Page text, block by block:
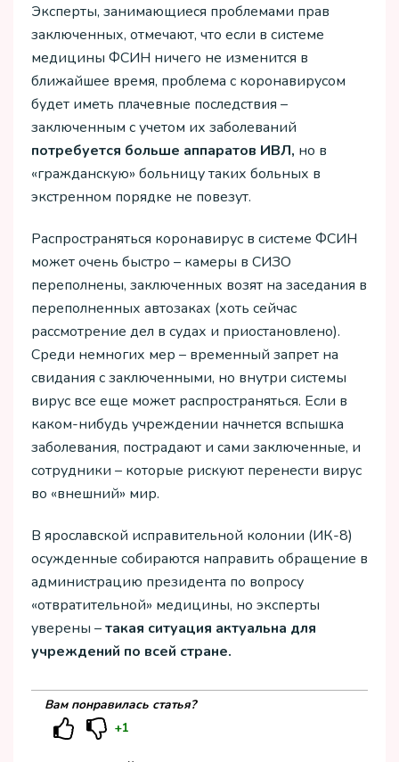
Эксперты, занимающиеся проблемами прав
заключенных, отмечают, что если в системе
медицины ФСИН ничего не изменится в
ближайшее время, проблема с коронавирусом
будет иметь плачевные последствия –
заключенным с учетом их заболеваний
потребуется больше аппаратов ИВЛ, но в
«гражданскую» больницу таких больных в
экстренном порядке не повезут.
Распространяться коронавирус в системе ФСИН
может очень быстро – камеры в СИЗО
переполнены, заключенных возят на заседания в
переполненных автозаках (хоть сейчас
рассмотрение дел в судах и приостановлено).
Среди немногих мер – временный запрет на
свидания с заключенными, но внутри системы
вирус все еще может распространяться. Если в
каком-нибудь учреждении начнется вспышка
заболевания, пострадают и сами заключенные, и
сотрудники – которые рискуют перенести вирус
во «внешний» мир.
В ярославской исправительной колонии (ИК-8)
осужденные собираются направить обращение в
администрацию президента по вопросу
«отвратительной» медицины, но эксперты
уверены –такая ситуация актуальна для
учреждений по всей стране.
Вам понравилась статья?
+1